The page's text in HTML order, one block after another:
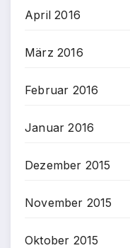
April 2016
März 2016
Februar 2016
Januar 2016
Dezember 2015
November 2015
Oktober 2015